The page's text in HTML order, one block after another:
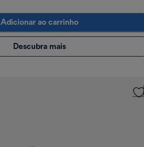
Adicionar ao carrinho
Descubra mais